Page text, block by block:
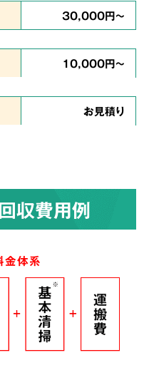
気持ちに寄り添い、
させていただきま
ゆる臭いも
去保証
根こそぎ
脱臭
30,000円～
10,000円～
お見積り
収費用例
金体系